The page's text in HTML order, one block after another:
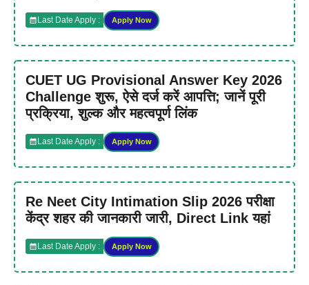
Last Date Apply : Apply Now
CUET UG Provisional Answer Key 2026
Challenge शुरू, ऐसे दर्ज करें आपत्ति; जानें पूरी
प्रक्रिया, शुल्क और महत्वपूर्ण लिंक
Last Date Apply : Apply Now
Re Neet City Intimation Slip 2026 परीक्षा
केंद्र शहर की जानकारी जारी, Direct Link यहां
Last Date Apply : Apply Now